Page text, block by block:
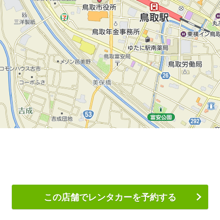
この店舗でレンタカーを予約する